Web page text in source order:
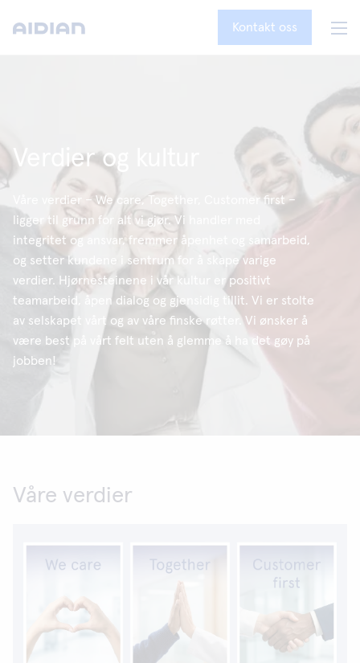
Kontakt oss
Verdier og kultur
Våre verdier – We care, Together, Customer first –
ligger til grunn for alt vi gjør. Vi handler med
integritet og ansvar, fremmer åpenhet og samarbeid,
og setter kundene i sentrum for å skape varige
verdier. Hjørnesteinene i vår kultur er positivt
teamarbeid, åpen dialog og gjensidig tillit. Vi er stolte
av selskapet vårt og av våre finske røtter. Vi ønsker å
være best på vårt felt uten å glemme å ha det gøy på
jobben!
Våre verdier